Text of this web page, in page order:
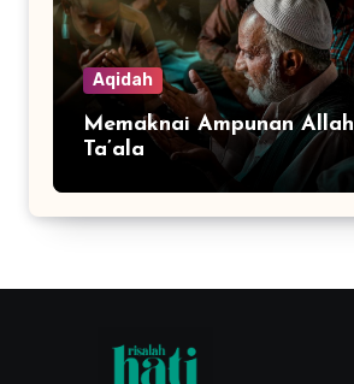
Aqidah
Memaknai Ampunan Allah
Ta’ala